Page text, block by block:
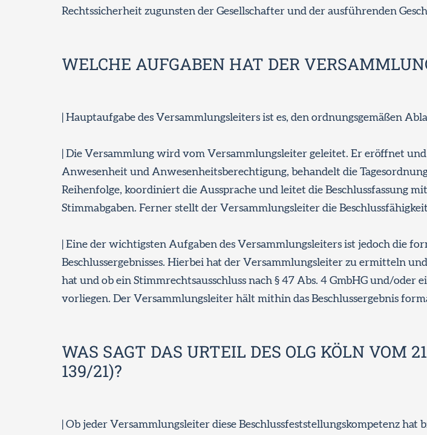
Rechtssicherheit zugunsten der Gesellschafter und der ausführenden
WELCHE AUFGABEN HAT DER
| Hauptaufgabe des Versammlungsleiters ist es, den ordnungsgemäßen
| Die Versammlung wird vom Versammlungsleiter geleitet. Er eröffnet
Anwesenheit und Anwesenheitsberechtigung, behandelt die
Reihenfolge, koordiniert die Aussprache und leitet die Beschlussfassung
Stimmabgaben. Ferner stellt der Versammlungsleiter die
| Eine der wichtigsten Aufgaben des Versammlungsleiters ist jedoch die
Beschlussergebnisses. Hierbei hat der Versammlungsleiter zu ermitteln
hat und ob ein Stimmrechtsausschluss nach § 47 Abs. 4 GmbHG und/oder
vorliegen. Der Versammlungsleiter hält mithin das Beschlussergebnis
WAS SAGT DAS URTEIL DES OLG KÖLN VOM
139/21)?
| Ob jeder Versammlungsleiter diese Beschlussfeststellungskompetenz